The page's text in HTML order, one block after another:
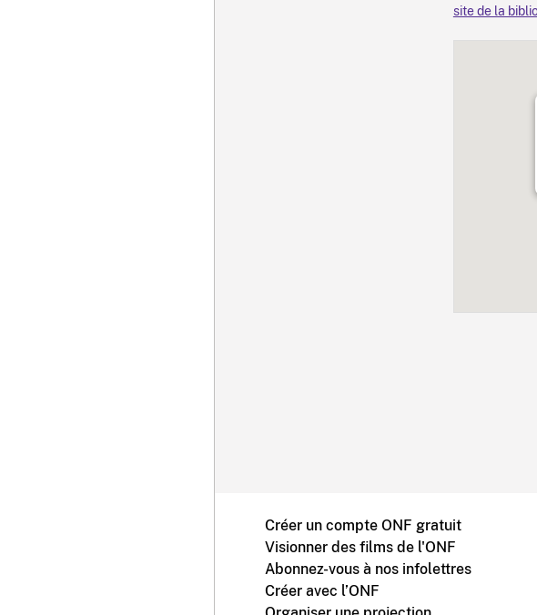
site de la
Créer un compte ONF gratuit
Visionner des films de l'ONF
Abonnez-vous à nos infolettres
Créer avec l’ONF